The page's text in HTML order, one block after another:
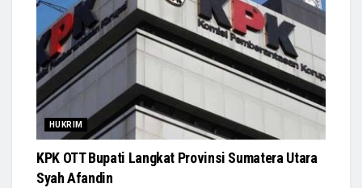
HUKRIM
KPK OTT Bupati Langkat Provinsi Sumatera Utara
Syah Afandin